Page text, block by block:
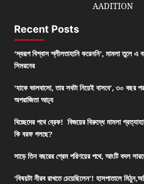
AADITION
Recent Posts
‘স্বরূপ বিশ্বাস শ্লীলতাহানি করেননি’, মামলা তুলে এ
সিমরনের
‘যাকে ভালবাসো, তার সবটা নিয়েই বাসবে’, ৩০ বছর
অপরাজিতা আঢ্য
বিচ্ছেদের পথে ব্রেক! বিজয়ের বিরুদ্ধে মামলা
কি বরফ গলছে?
সাড়ে তিন বছরের প্রেম পরিণয়ের পথে, আংটি বদল
‘বিষয়টা নীরব রাখতে চেয়েছিলেন’! হাসপাতালে